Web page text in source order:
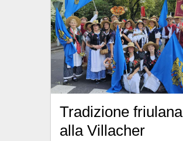
Tradizione friulana
alla Villacher